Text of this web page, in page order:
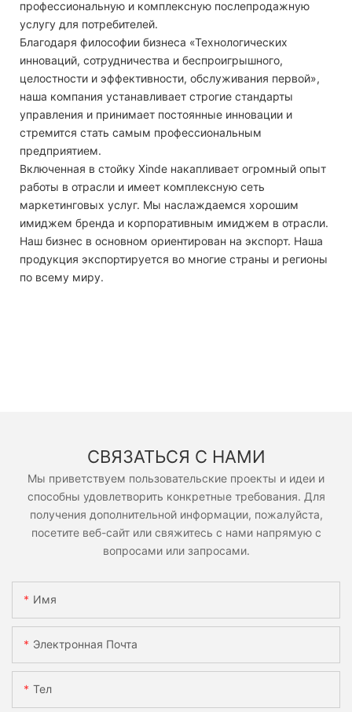
профессиональную и комплексную послепродажную
услугу для потребителей.
Благодаря философии бизнеса «Технологических
инноваций, сотрудничества и беспроигрышного,
целостности и эффективности, обслуживания первой»,
наша компания устанавливает строгие стандарты
управления и принимает постоянные инновации и
стремится стать самым профессиональным
предприятием.
Включенная в стойку Xinde накапливает огромный опыт
работы в отрасли и имеет комплексную сеть
маркетинговых услуг. Мы наслаждаемся хорошим
имиджем бренда и корпоративным имиджем в отрасли.
Наш бизнес в основном ориентирован на экспорт. Наша
продукция экспортируется во многие страны и регионы
по всему миру.
СВЯЗАТЬСЯ С НАМИ
Мы приветствуем пользовательские проекты и идеи и
способны удовлетворить конкретные требования. Для
получения дополнительной информации, пожалуйста,
посетите веб-сайт или свяжитесь с нами напрямую с
вопросами или запросами.
Имя
Электронная Почта
Тел